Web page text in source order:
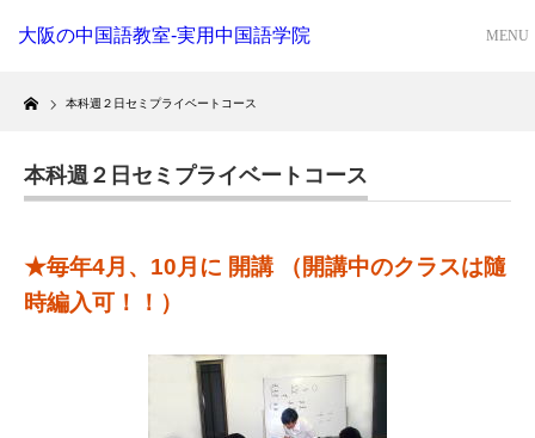
大阪の中国語教室-実用中国語学院
Home
本科週２日セミプライベートコース
本科週２日セミプライベートコース
★毎年4月、10月に 開講 （開講中のクラスは隨
時編入可！！）